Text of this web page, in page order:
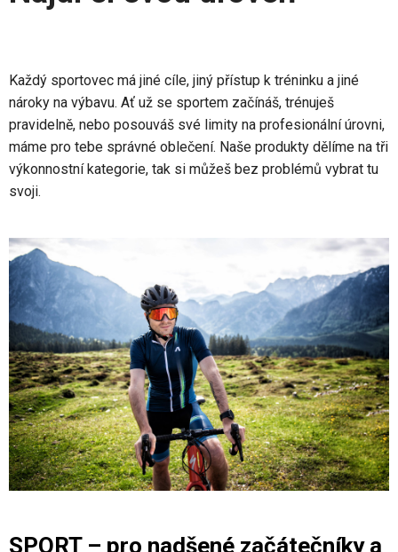
Každý sportovec má jiné cíle, jiný přístup k tréninku a jiné
nároky na výbavu. Ať už se sportem začínáš, trénuješ
pravidelně, nebo posouváš své limity na profesionální úrovni,
máme pro tebe správné oblečení. Naše produkty dělíme na tři
výkonnostní kategorie, tak si můžeš bez problémů vybrat tu
svoji.
SPORT – pro nadšené začátečníky a